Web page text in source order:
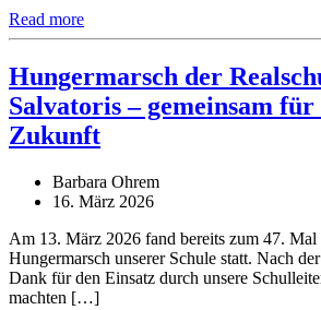
Read more
Hungermarsch der
Salvatoris – gemeinsam für
Zukunft
Barbara Ohrem
16. März 2026
Am 13. März 2026 fand bereits zum 47.
Hungermarsch unserer Schule statt. Nach
Dank für den Einsatz durch unsere
machten […]